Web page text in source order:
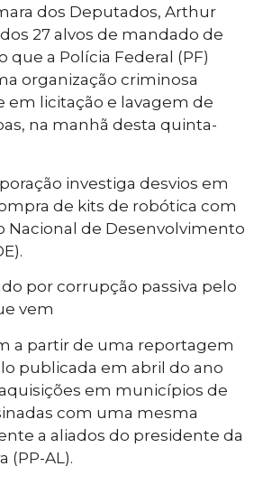
dos Deputados, Arthur
27 alvos de mandado de
que a Polícia Federal (PF)
organização criminosa
em licitação e lavagem de
na manhã desta quinta-
investiga desvios em
de kits de robótica com
Nacional de Desenvolvimento
por corrupção passiva pelo
vem
a partir de uma reportagem
publicada em abril do ano
em municípios de
com uma mesma
a aliados do presidente da
(PP-AL).